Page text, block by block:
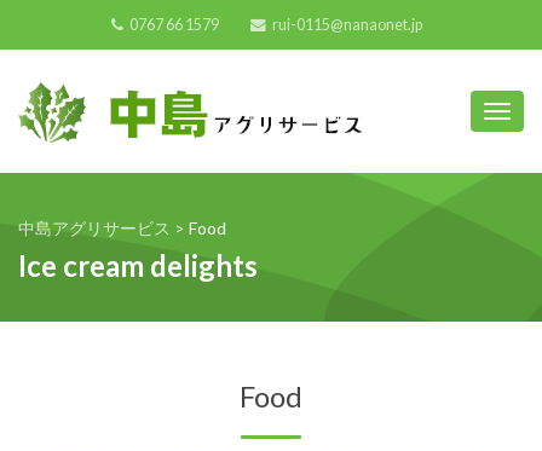
0767 66 1579 rui-0115@nanaonet.jp
中島アグリサービス > Food
Ice cream delights
Food